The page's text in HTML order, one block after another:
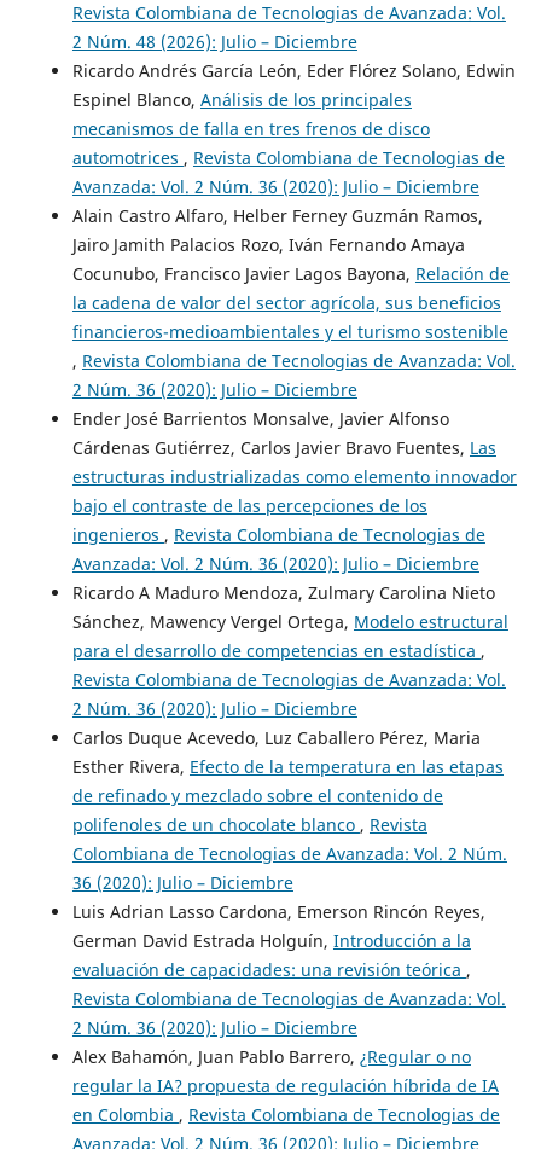
Revista Colombiana de Tecnologias de Avanzada: Vol.
2 Núm. 48 (2026): Julio – Diciembre
Ricardo Andrés García León, Eder Flórez Solano, Edwin
Espinel Blanco, Análisis de los principales
mecanismos de falla en tres frenos de disco
automotrices , Revista Colombiana de Tecnologias de
Avanzada: Vol. 2 Núm. 36 (2020): Julio – Diciembre
Alain Castro Alfaro, Helber Ferney Guzmán Ramos,
Jairo Jamith Palacios Rozo, Iván Fernando Amaya
Cocunubo, Francisco Javier Lagos Bayona, Relación de
la cadena de valor del sector agrícola, sus beneficios
financieros-medioambientales y el turismo sostenible
, Revista Colombiana de Tecnologias de Avanzada: Vol.
2 Núm. 36 (2020): Julio – Diciembre
Ender José Barrientos Monsalve, Javier Alfonso
Cárdenas Gutiérrez, Carlos Javier Bravo Fuentes, Las
estructuras industrializadas como elemento innovador
bajo el contraste de las percepciones de los
ingenieros , Revista Colombiana de Tecnologias de
Avanzada: Vol. 2 Núm. 36 (2020): Julio – Diciembre
Ricardo A Maduro Mendoza, Zulmary Carolina Nieto
Sánchez, Mawency Vergel Ortega, Modelo estructural
para el desarrollo de competencias en estadística ,
Revista Colombiana de Tecnologias de Avanzada: Vol.
2 Núm. 36 (2020): Julio – Diciembre
Carlos Duque Acevedo, Luz Caballero Pérez, Maria
Esther Rivera, Efecto de la temperatura en las etapas
de refinado y mezclado sobre el contenido de
polifenoles de un chocolate blanco , Revista
Colombiana de Tecnologias de Avanzada: Vol. 2 Núm.
36 (2020): Julio – Diciembre
Luis Adrian Lasso Cardona, Emerson Rincón Reyes,
German David Estrada Holguín, Introducción a la
evaluación de capacidades: una revisión teórica ,
Revista Colombiana de Tecnologias de Avanzada: Vol.
2 Núm. 36 (2020): Julio – Diciembre
Alex Bahamón, Juan Pablo Barrero, ¿Regular o no
regular la IA? propuesta de regulación híbrida de IA
en Colombia , Revista Colombiana de Tecnologias de
Avanzada: Vol. 2 Núm. 36 (2020): Julio – Diciembre